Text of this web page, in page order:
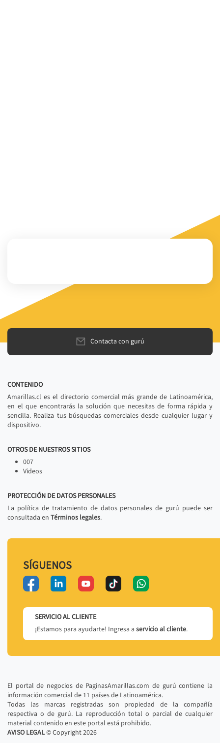
Contacta con gurú
CONTENIDO
Amarillas.cl es el directorio comercial más grande de Latinoamérica,
en el que encontrarás la solución que necesitas de forma rápida y
sencilla. Realiza tus búsquedas comerciales desde cualquier lugar y
dispositivo.
OTROS DE NUESTROS SITIOS
007
Videos
PROTECCIÓN DE DATOS PERSONALES
La política de tratamiento de datos personales de gurú puede ser
consultada en Términos legales.
SÍGUENOS
SERVICIO AL CLIENTE
¡Estamos para ayudarte! Ingresa a servicio al cliente.
El portal de negocios de PaginasAmarillas.com de gurú contiene la
información comercial de 11 países de Latinoamérica.
Todas las marcas registradas son propiedad de la compañía
respectiva o de gurú. La reproducción total o parcial de cualquier
material contenido en este portal está prohibido.
AVISO LEGAL© Copyright2026